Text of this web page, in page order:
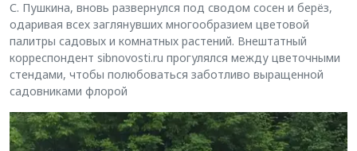
С. Пушкина, вновь развернулся под сводом сосен и берёз,
одаривая всех заглянувших многообразием цветовой
палитры садовых и комнатных растений. Внештатный
корреспондент sibnovosti.ru прогулялся между цветочными
стендами, чтобы полюбоваться заботливо выращенной
садовниками флорой